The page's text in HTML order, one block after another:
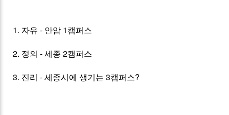
1. 자유 - 안암 1캠퍼스
2. 정의 - 세종 2캠퍼스
3. 진리 - 세종시에 생기는 3캠퍼스?